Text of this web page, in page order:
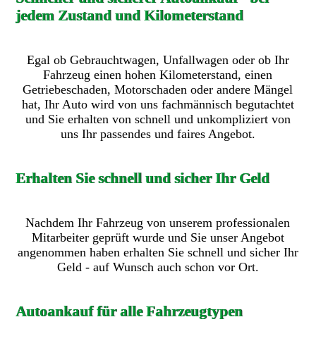
jedem Zustand und Kilometerstand
Egal ob Gebrauchtwagen, Unfallwagen oder ob Ihr
Fahrzeug einen hohen Kilometerstand, einen
Getriebeschaden, Motorschaden oder andere Mängel
hat, Ihr Auto wird von uns fachmännisch begutachtet
und Sie erhalten von schnell und unkompliziert von
uns Ihr passendes und faires Angebot.
Erhalten Sie schnell und sicher Ihr Geld
Nachdem Ihr Fahrzeug von unserem professionalen
Mitarbeiter geprüft wurde und Sie unser Angebot
angenommen haben erhalten Sie schnell und sicher Ihr
Geld - auf Wunsch auch schon vor Ort.
Autoankauf für alle Fahrzeugtypen